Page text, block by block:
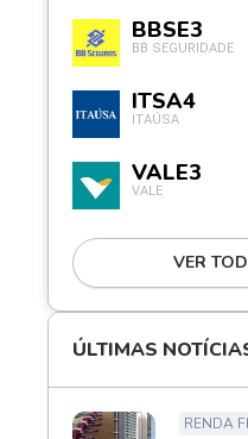
BBSE3
BB SEGURIDADE
ITSA4
ITAÚSA
VALE3
VALE
VER
ÚLTIMAS
RENDA